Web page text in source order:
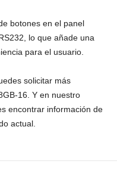
botones en el panel
lo que añade una
para el usuario.
solicitar más
16. Y en nuestro
encontrar información de
actual.